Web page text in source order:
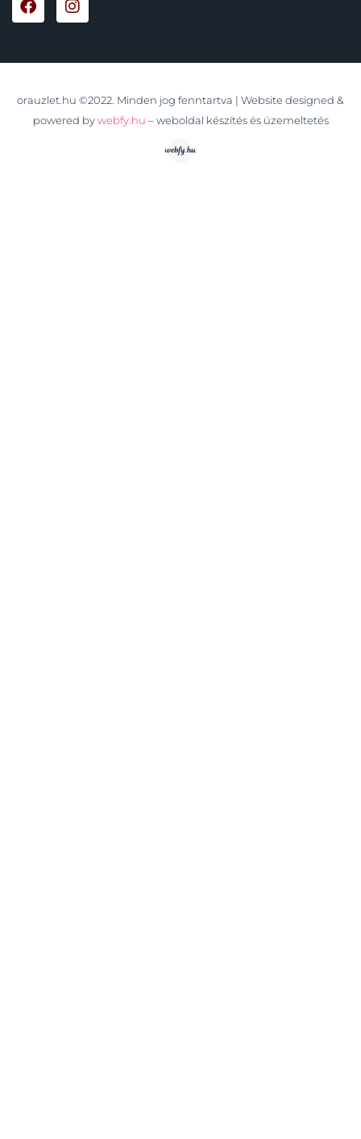
orauzlet.hu ©2022. Minden jog fenntartva | Website designed &
powered by webfy.hu – weboldal készítés és üzemeltetés